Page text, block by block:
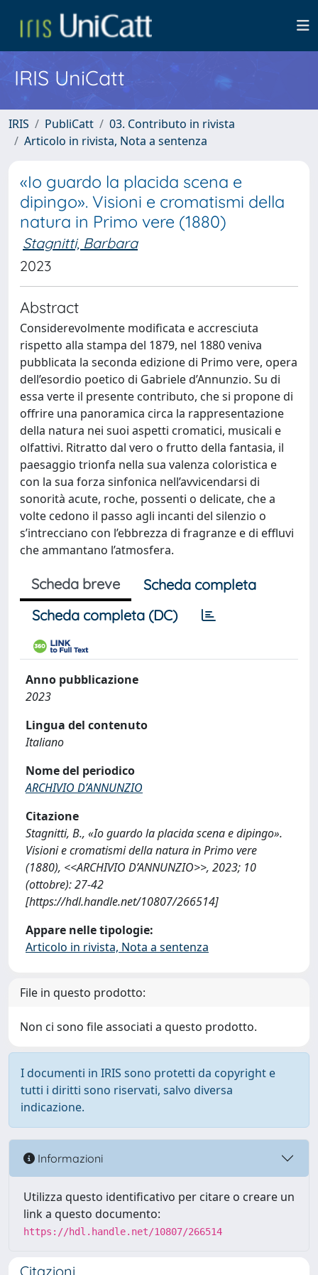
IRIS UniCatt
IRIS PubliCatt
03. Contributo in rivista
Articolo in rivista, Nota a sentenza
«Io guardo la placida scena e
dipingo». Visioni e cromatismi della
natura in Primo vere (1880)
Stagnitti, Barbara
2023
Abstract
Considerevolmente modificata e accresciuta
rispetto alla stampa del 1879, nel 1880 veniva
pubblicata la seconda edizione di Primo vere, opera
dell’esordio poetico di Gabriele d’Annunzio. Su di
essa verte il presente contributo, che si propone di
offrire una panoramica circa la rappresentazione
della natura nei suoi aspetti cromatici, musicali e
olfattivi. Ritratto dal vero o frutto della fantasia, il
paesaggio trionfa nella sua valenza coloristica e
con la sua forza sinfonica nell’avvicendarsi di
sonorità acute, roche, possenti o delicate, che a
volte cedono il passo agli incanti del silenzio o
s’intrecciano con l’ebbrezza di fragranze e di effluvi
che ammantano l’atmosfera.
Scheda breve
Scheda completa
Scheda completa (DC)
Anno pubblicazione
2023
Lingua del contenuto
Italiano
Nome del periodico
ARCHIVIO D’ANNUNZIO
Citazione
Stagnitti, B., «Io guardo la placida scena e dipingo».
Visioni e cromatismi della natura in Primo vere
(1880), <<ARCHIVIO D’ANNUNZIO>>, 2023; 10
(ottobre): 27-42
[https://hdl.handle.net/10807/266514]
Appare nelle tipologie:
Articolo in rivista, Nota a sentenza
File in questo prodotto:
Non ci sono file associati a questo prodotto.
I documenti in IRIS sono protetti da copyright e
tutti i diritti sono riservati, salvo diversa
indicazione.
Informazioni
Utilizza questo identificativo per citare o creare un
link a questo documento:
https://hdl.handle.net/10807/266514
Citazioni